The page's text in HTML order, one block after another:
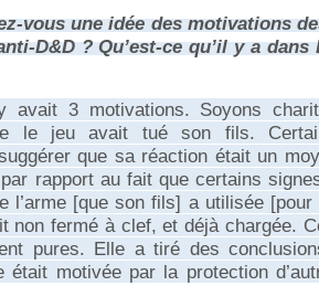
vous une idée des motivations
D&D ? Qu’est-ce qu’il y a
avait 3 motivations. Soyons
le jeu avait tué son fils.
que sa réaction était un
rapport au fait que certains
l’arme [que son fils] a utilisée
non fermé à clef, et déjà chargée.
pures. Elle a tiré des
était motivée par la protection